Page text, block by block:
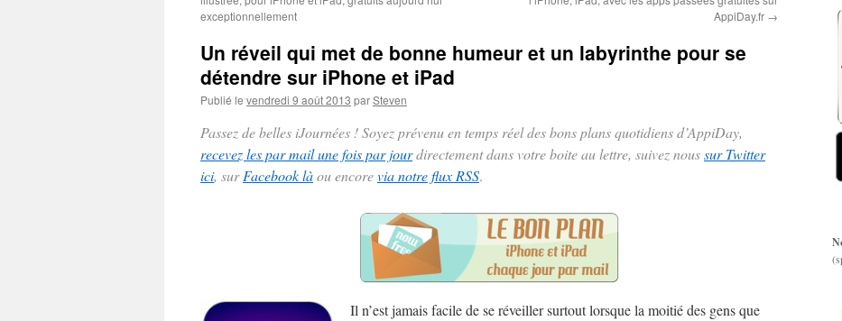
exceptionnellement
AppiDay.fr →
Un réveil qui met de bonne humeur et un labyrinthe pour se
détendre sur iPhone et iPad
Publié le vendredi 9 août 2013 parSteven
Passez de belles iJournées ! Soyez prévenu en temps réel des bons plans quotidiens d’AppiDay,
recevez les par mail une fois par jourdirectement dans votre boite au lettre, suivez noussur Twitter
ici, surFacebook làou encorevia notre flux RSS.
Il n’est jamais facile de se réveiller surtout lorsque la moitié des gens que